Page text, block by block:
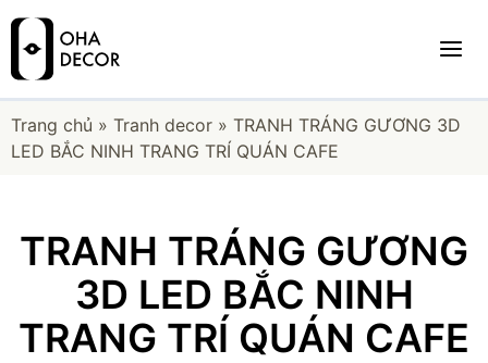
Trang chủ » Tranh decor » TRANH TRÁNG GƯƠNG 3D
LED BẮC NINH TRANG TRÍ QUÁN CAFE
TRANH TRÁNG GƯƠNG
3D LED BẮC NINH
TRANG TRÍ QUÁN CAFE